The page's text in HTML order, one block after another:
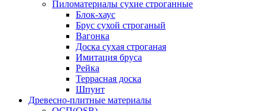
Пиломатериалы сухие строганные
Блок-хаус
Брус сухой строганый
Вагонка
Доска сухая строганая
Имитация бруса
Рейка
Террасная доска
Шпунт
Древесно-плитные материалы